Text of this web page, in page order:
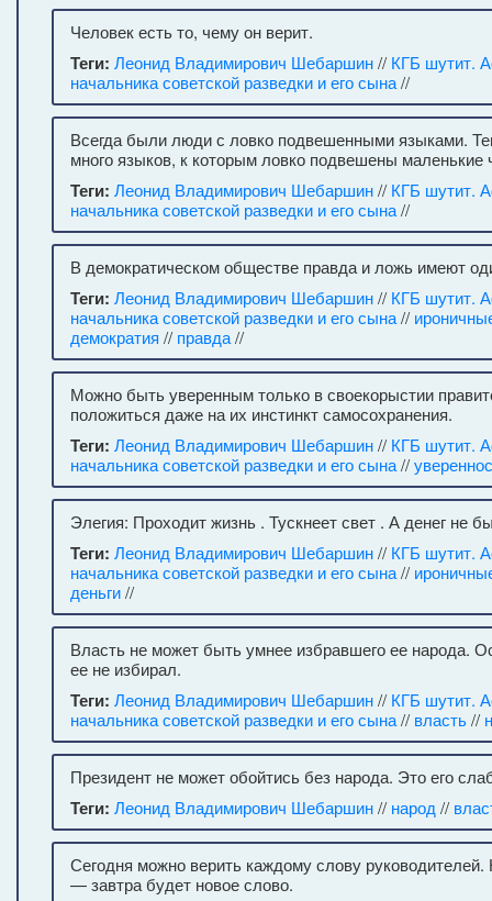
Человек есть то, чему он верит.
Теги: Леонид Владимирович Шебаршин// КГБ шутит.
начальника советской разведки и его сына//
Всегда были люди с ловко подвешенными языками.
много языков, к которым ловко подвешены маленькие
Теги: Леонид Владимирович Шебаршин// КГБ шутит.
начальника советской разведки и его сына//
В демократическом обществе правда и ложь имеют
Теги: Леонид Владимирович Шебаршин// КГБ шутит.
начальника советской разведки и его сына//
демократия // правда//
Можно быть уверенным только в своекорыстии
положиться даже на их инстинкт самосохранения.
Теги: Леонид Владимирович Шебаршин// КГБ шутит.
начальника советской разведки и его сына//
Элегия: Проходит жизнь . Тускнеет свет . А денег не
Теги: Леонид Владимирович Шебаршин// КГБ шутит.
начальника советской разведки и его сына//
деньги//
Власть не может быть умнее избравшего ее народа.
ее не избирал.
Теги: Леонид Владимирович Шебаршин// КГБ шутит.
начальника советской разведки и его сына// власть//
Президент не может обойтись без народа. Это его
Теги: Леонид Владимирович Шебаршин// народ //
Сегодня можно верить каждому слову руководителей.
— завтра будет новое слово.